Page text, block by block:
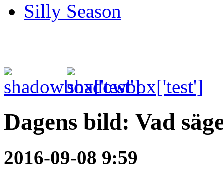
Silly Season
Dagens bild: Vad
2016-09-08 9:59